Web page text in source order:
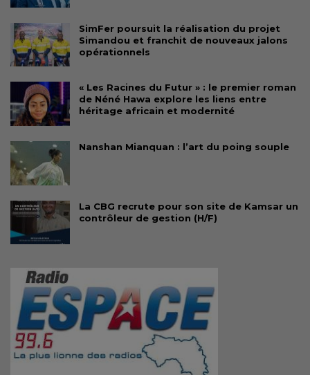
SimFer poursuit la réalisation du projet
Simandou et franchit de nouveaux jalons
opérationnels
« Les Racines du Futur » : le premier roman
de Néné Hawa explore les liens entre
héritage africain et modernité
Nanshan Mianquan : l’art du poing souple
La CBG recrute pour son site de Kamsar un
contrôleur de gestion (H/F)